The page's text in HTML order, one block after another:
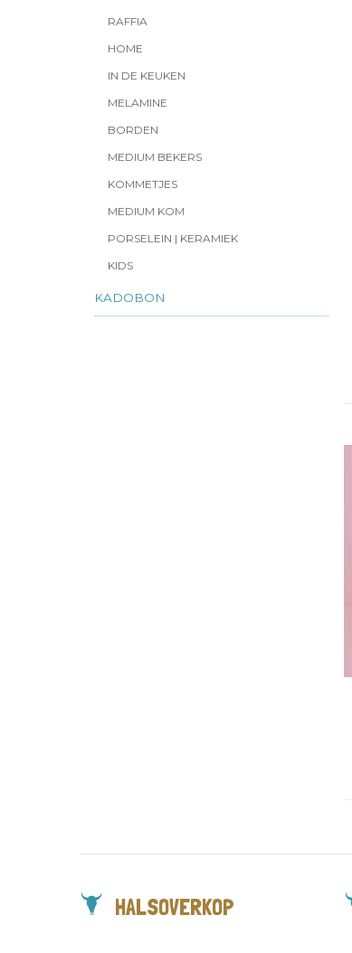
RAFFIA
HOME
IN DE KEUKEN
MELAMINE
BORDEN
MEDIUM BEKERS
KOMMETJES
MEDIUM KOM
PORSELEIN | KERAMIEK
KIDS
KADOBON
HALSOVERKOP